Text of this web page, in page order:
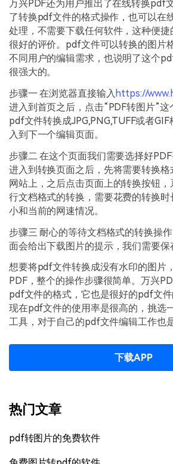
万兴PDF还为用户推出了在线转换pdf
了转换pdf文件的格式操作，也可以在
处理，不需要下载任何软件，这种便
很好的评价。pdf文件可以转换的图片
不同用户的编辑需求，也说明了这个
很强大的。
步骤一 在浏览器直接输入 https://
进入到首页之后，点击“PDF转图片”
pdf文件转换成JPG,PNG,TUFF或者
入到下一个编辑页面。
步骤二 在这个页面我们需要选择好
进入到转换页面之后，先将需要转换
网站上，之后点击页面上的转换按钮
行文档格式的转换，需要花费的转换
小和当前的网速情况。
步骤三 耐心的等待文档格式的转换操
面会给出下载图片的提示，我们需要保
想要将pdf文件转换成没有水印的图片
PDF，整个的操作步骤很简单。万兴
pdf文件的格式，它也是很好的pdf文件
现在pdf文件的使用率是很高的，挑选
工具，对于自己的pdf文件编辑工作也
下载APP
热门文章
pdf转图片的免费软件